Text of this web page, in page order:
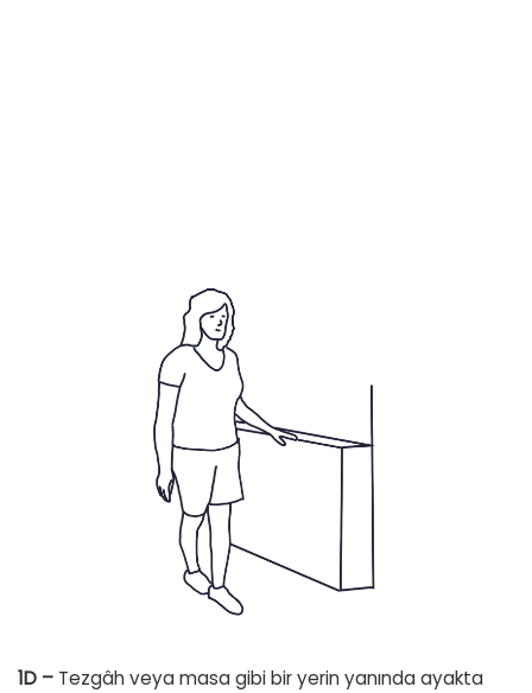
1D – Tezgâh veya masa gibi bir yerin yanında ayakta